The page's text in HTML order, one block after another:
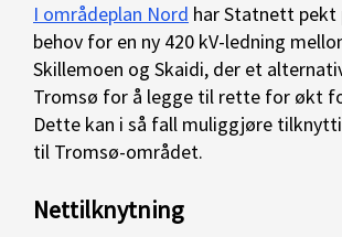
I områdeplan Nord har Statnett pekt
behov for en ny 420 kV-ledning
Skillemoen og Skaidi, der et
Tromsø for å legge til rette for økt
Dette kan i så fall muliggjøre
til Tromsø-området.
Nettilknytning